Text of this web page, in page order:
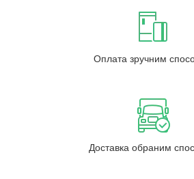
Оплата зручним
Доставка обраним